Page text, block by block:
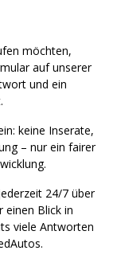
möchten,
auf unserer
und ein
keine Inserate,
– nur ein fairer
24/7 über
Blick in
viele Antworten